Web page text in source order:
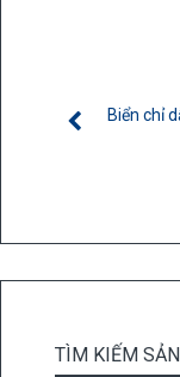
Biển chỉ
TÌM KIẾM